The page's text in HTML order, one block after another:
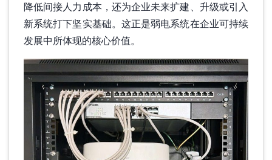
降低间接人力成本，还为企业未来扩建、升级或引入
新系统打下坚实基础。这正是弱电系统在企业可持续
发展中所体现的核心价值。